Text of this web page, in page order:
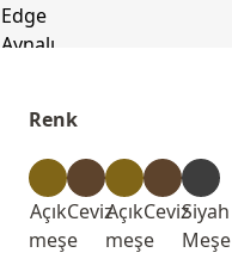
Renk
Açık
meşe
CevizAçık
meşe
CevizSiyah
Meşe